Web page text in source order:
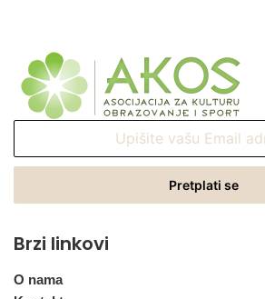
Email
Brzi linkovi
O nama